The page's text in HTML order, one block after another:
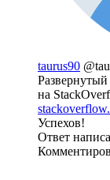
taurus90
на
Успехов!
Ответ